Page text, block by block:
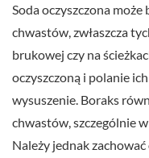
Soda oczyszczona
chwastów, zwłaszcza
brukowej czy na
oczyszczoną i polanie
wysuszenie. Boraks
chwastów, szczególnie
Należy jednak